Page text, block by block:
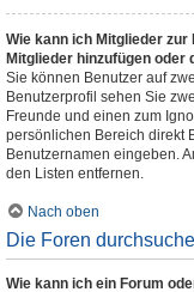
Wie kann ich Mitglieder
Mitglieder hinzufügen oder
Sie können Benutzer auf
Benutzerprofil sehen Sie
Freunde und einen zum
persönlichen Bereich direkt
Benutzernamen eingeben.
den Listen entfernen.
Nach oben
Die Foren
Wie kann ich ein Forum